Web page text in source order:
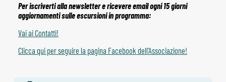
Per iscriverti alla newsletter e ricevere email ogni 15 giorni
aggiornamenti sulle escursioni in programma:
Vai ai Contatti!
Clicca qui per seguire la pagina Facebook dell’Associazione!